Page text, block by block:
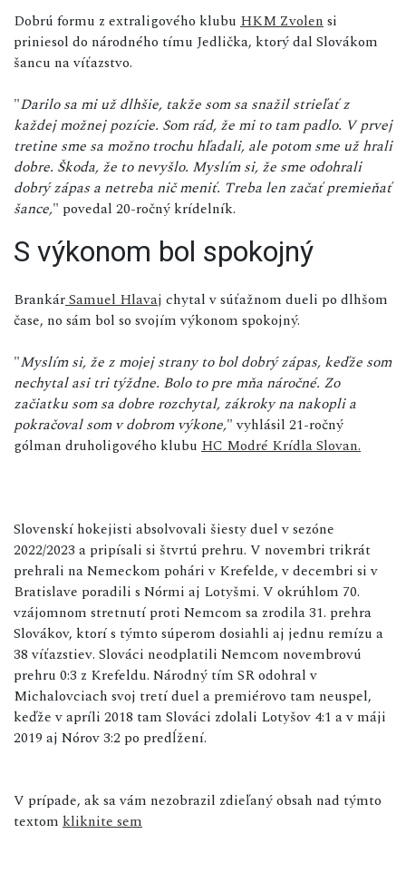
Dobrú formu z extraligového klubu HKM Zvolen si
priniesol do národného tímu Jedlička, ktorý dal Slovákom
šancu na víťazstvo.
"Darilo sa mi už dlhšie, takže som sa snažil strieľať z
každej možnej pozície. Som rád, že mi to tam padlo. V prvej
tretine sme sa možno trochu hľadali, ale potom sme už hrali
dobre. Škoda, že to nevyšlo. Myslím si, že sme odohrali
dobrý zápas a netreba nič meniť. Treba len začať premieňať
šance," povedal 20-ročný krídelník.
S výkonom bol spokojný
BrankárSamuel Hlavaj chytal v súťažnom dueli po dlhšom
čase, no sám bol so svojím výkonom spokojný.
"Myslím si, že z mojej strany to bol dobrý zápas, keďže som
nechytal asi tri týždne. Bolo to pre mňa náročné. Zo
začiatku som sa dobre rozchytal, zákroky na nakopli a
pokračoval som v dobrom výkone," vyhlásil 21-ročný
gólman druholigového klubu HC Modré Krídla Slovan.
Slovenskí hokejisti absolvovali šiesty duel v sezóne
2022/2023 a pripísali si štvrtú prehru. V novembri trikrát
prehrali na Nemeckom pohári v Krefelde, v decembri si v
Bratislave poradili s Nórmi aj Lotyšmi. V okrúhlom 70.
vzájomnom stretnutí proti Nemcom sa zrodila 31. prehra
Slovákov, ktorí s týmto súperom dosiahli aj jednu remízu a
38 víťazstiev. Slováci neodplatili Nemcom novembrovú
prehru 0:3 z Krefeldu. Národný tím SR odohral v
Michalovciach svoj tretí duel a premiérovo tam neuspel,
keďže v apríli 2018 tam Slováci zdolali Lotyšov 4:1 a v máji
2019 aj Nórov 3:2 po predĺžení.
V prípade, ak sa vám nezobrazil zdieľaný obsah nad týmto
textom kliknite sem